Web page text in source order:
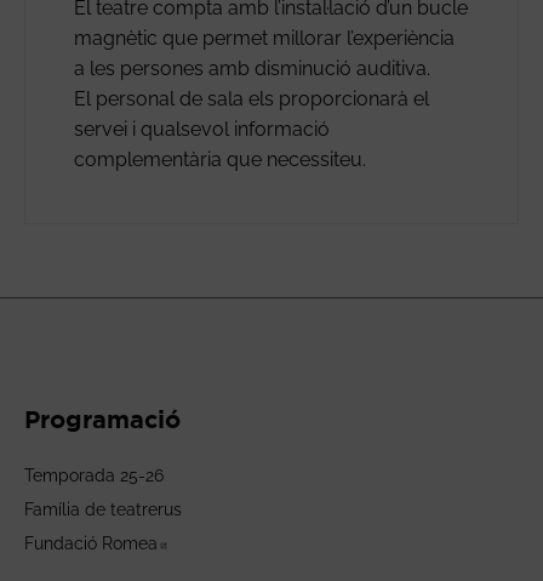
El teatre compta amb l’instal·lació d’un bucle
magnètic que permet millorar l’experiència
a les persones amb disminució auditiva.
El personal de sala els proporcionarà el
servei i qualsevol informació
complementària que necessiteu.
Programació
Temporada 25-26
Família de teatrerus
Fundació Romea